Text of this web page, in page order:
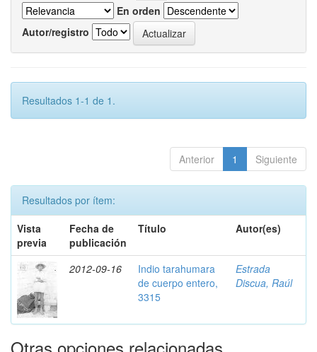
En orden
Autor/registro
Resultados 1-1 de 1.
Anterior 1 Siguiente
Resultados por ítem:
Vista
previa
Fecha de
publicación
Título Autor(es)
2012-09-16
Indio tarahumara
de cuerpo entero,
3315
Estrada
Discua, Raúl